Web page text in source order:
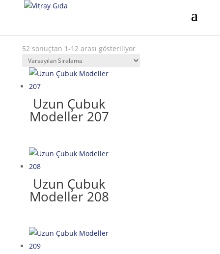
52 sonuçtan 1-12 arası gösteriliyor
Uzun Çubuk
Modeller 207
Uzun Çubuk
Modeller 208